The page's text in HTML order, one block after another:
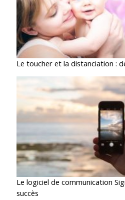
Le toucher et la distanciation :
Le logiciel de communication
succès